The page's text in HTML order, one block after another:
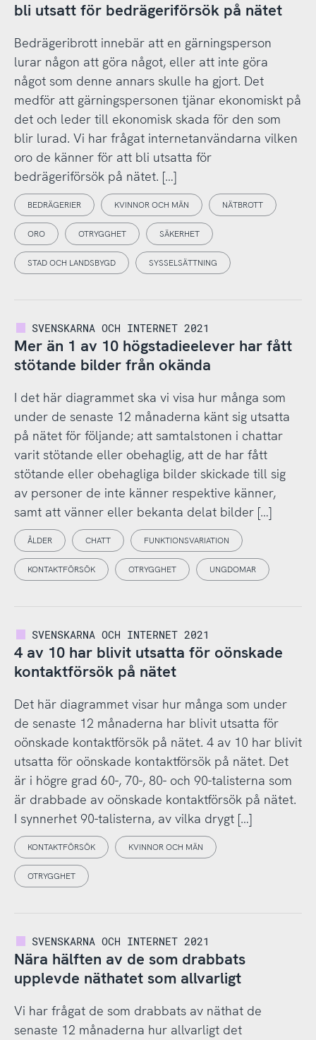
bli utsatt för bedrägeriförsök på nätet
Bedrägeribrott innebär att en gärningsperson
lurar någon att göra något, eller att inte göra
något som denne annars skulle ha gjort. Det
medför att gärningspersonen tjänar ekonomiskt på
det och leder till ekonomisk skada för den som
blir lurad. Vi har frågat internetanvändarna vilken
oro de känner för att bli utsatta för
bedrägeriförsök på nätet. […]
BEDRÄGERIER KVINNOR OCH MÄN NÄTBROTT
ORO OTRYGGHET SÄKERHET
STAD OCH LANDSBYGD SYSSELSÄTTNING
SVENSKARNA OCH INTERNET 2021
Mer än 1 av 10 högstadieelever har fått
stötande bilder från okända
I det här diagrammet ska vi visa hur många som
under de senaste 12 månaderna känt sig utsatta
på nätet för följande; att samtalstonen i chattar
varit stötande eller obehaglig, att de har fått
stötande eller obehagliga bilder skickade till sig
av personer de inte känner respektive känner,
samt att vänner eller bekanta delat bilder […]
ÅLDER CHATT FUNKTIONSVARIATION
KONTAKTFÖRSÖK OTRYGGHET UNGDOMAR
SVENSKARNA OCH INTERNET 2021
4 av 10 har blivit utsatta för oönskade
kontaktförsök på nätet
Det här diagrammet visar hur många som under
de senaste 12 månaderna har blivit utsatta för
oönskade kontaktförsök på nätet. 4 av 10 har blivit
utsatta för oönskade kontaktförsök på nätet. Det
är i högre grad 60-, 70-, 80- och 90-talisterna som
är drabbade av oönskade kontaktförsök på nätet.
I synnerhet 90-talisterna, av vilka drygt […]
KONTAKTFÖRSÖK KVINNOR OCH MÄN
OTRYGGHET
SVENSKARNA OCH INTERNET 2021
Nära hälften av de som drabbats
upplevde näthatet som allvarligt
Vi har frågat de som drabbats av näthat de
senaste 12 månaderna hur allvarligt det